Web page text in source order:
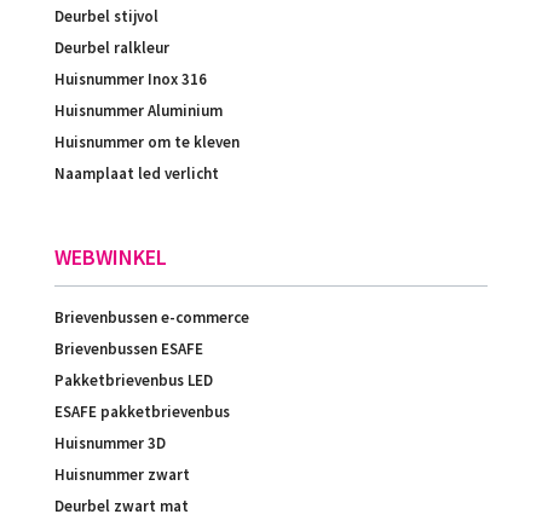
Deurbel stijvol
Deurbel ralkleur
Huisnummer Inox 316
Huisnummer Aluminium
Huisnummer om te kleven
Naamplaat led verlicht
WEBWINKEL
Brievenbussen e-commerce
Brievenbussen ESAFE
Pakketbrievenbus LED
ESAFE pakketbrievenbus
Huisnummer 3D
Huisnummer zwart
Deurbel zwart mat